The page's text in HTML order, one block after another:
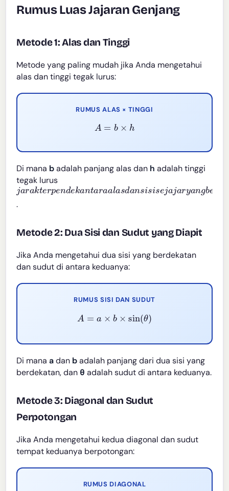
Rumus Luas Jajaran Genjang
Metode 1: Alas dan Tinggi
Metode yang paling mudah jika Anda mengetahui
alas dan tinggi tegak lurus:
RUMUS ALAS × TINGGI
A= b×h
Di mana badalah panjang alas dan h adalah tinggi
tegak lurus
jarakterpendekantaraalasdansisisejajaryangber
.
Metode 2: Dua Sisi dan Sudut yang Diapit
Jika Anda mengetahui dua sisi yang berdekatan
dan sudut di antara keduanya:
RUMUS SISI DAN SUDUT
A= a ×b × sin(θ)
Di manaadan badalah panjang dari dua sisi yang
berdekatan, dan θ adalah sudut di antara keduanya.
Metode 3: Diagonal dan Sudut
Perpotongan
Jika Anda mengetahui kedua diagonal dan sudut
tempat keduanya berpotongan:
RUMUS DIAGONAL